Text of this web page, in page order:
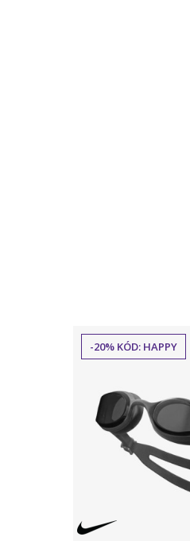
-20% KÓD: HAPPY